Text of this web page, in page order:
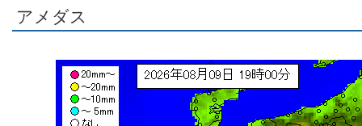
アメダス